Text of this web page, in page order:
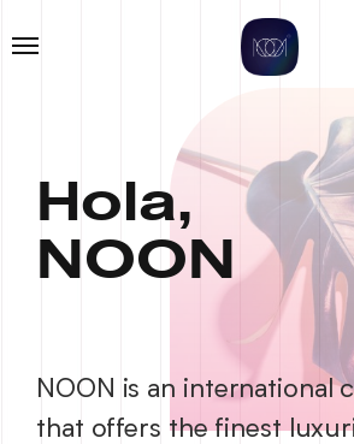
Hola,
NOON
NOON is an international
that offers the finest